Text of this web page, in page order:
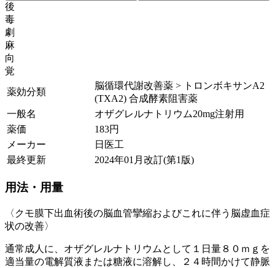
後
毒
劇
麻
向
覚
薬効分類
脳循環代謝改善薬 > トロンボキサンA2
(TXA2) 合成酵素阻害薬
一般名
オザグレルナトリウム20mg注射用
薬価
183円
メーカー
日医工
最終更新
2024年01月改訂(第1版)
用法・用量
〈クモ膜下出血術後の脳血管攣縮およびこれに伴う脳虚血症
状の改善〉
通常成人に、オザグレルナトリウムとして１日量８０ｍｇを
適当量の電解質液または糖液に溶解し、２４時間かけて静脈